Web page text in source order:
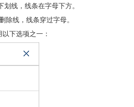
线，线条在字母下方。
除线，线条穿过字母。
下选项之一：